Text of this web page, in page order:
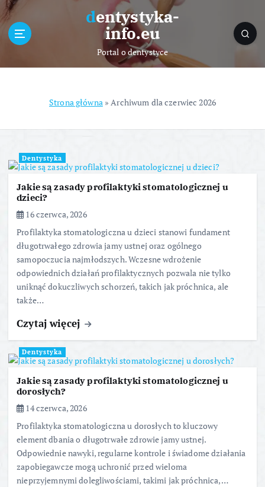
t
dentystyka-
info.eu
Portal o dentystyce
Strona główna»Archiwum dla czerwiec 2026
Dentystyka
Jakie są zasady profilaktyki stomatologicznej u
dzieci?
16 czerwca, 2026
Profilaktyka stomatologiczna u dzieci stanowi fundament
długotrwałego zdrowia jamy ustnej oraz ogólnego
samopoczucia najmłodszych. Wczesne wdrożenie
odpowiednich działań profilaktycznych pozwala nie tylko
uniknąć dokuczliwych schorzeń, takich jak próchnica, ale
także…
Czytaj więcej
Dentystyka
Jakie są zasady profilaktyki stomatologicznej u
dorosłych?
14 czerwca, 2026
Profilaktyka stomatologiczna u dorosłych to kluczowy
element dbania o długotrwałe zdrowie jamy ustnej.
Odpowiednie nawyki, regularne kontrole i świadome działania
zapobiegawcze mogą uchronić przed wieloma
nieprzyjemnymi dolegliwościami, takimi jak próchnica,…